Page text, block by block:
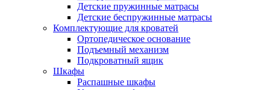
Детские пружинные матрасы
Детские беспружинные матрасы
Комплектующие для кроватей
Ортопедическое основание
Подъемный механизм
Подкроватный ящик
Шкафы
Распашные шкафы